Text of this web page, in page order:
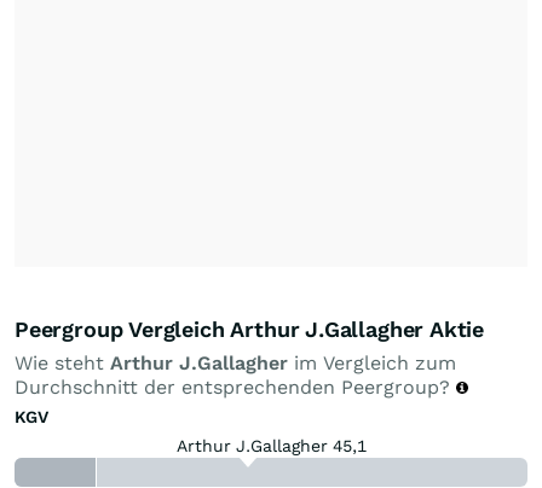
Peergroup Vergleich Arthur J.Gallagher Aktie
Wie steht Arthur J.Gallagher im Vergleich zum
Durchschnitt der entsprechenden Peergroup?
KGV
Arthur J.Gallagher 45,1